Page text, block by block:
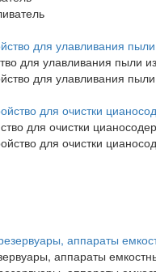
для улавливания пыли
для очистки
аппараты